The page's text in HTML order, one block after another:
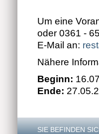
Um eine
oder 0361 -
E-Mail an:
Nähere
Beginn:
Ende:
SIE BEFINDEN